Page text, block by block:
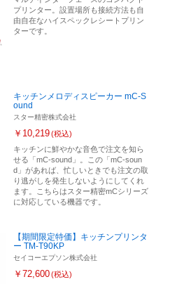
プリンター。設置場所も接続方法も自
由自在なハイスペックレシートプリン
ターです。
キッチンメロディスピーカー mC-S
ound
スター精密株式会社
￥10,219(税込)
キッチンに鮮やかな音色で注文を知ら
せる「mC-sound」。この「mC-soun
d」があれば、忙しいときでも注文の取
り逃がしを発生しないようにしてくれ
ます。こちらはスター精密mCシリーズ
に対応している機器です。
【期間限定特価】キッチンプリンタ
ー TM-T90KP
セイコーエプソン株式会社
￥72,600(税込)